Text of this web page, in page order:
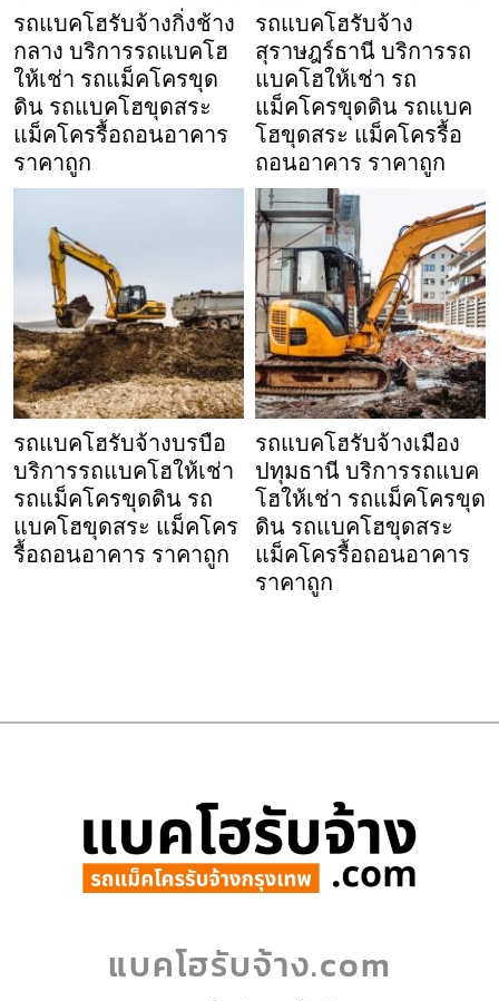
รถแบคโฮรับจ้างกิ่งช้าง
กลาง บริการรถแบคโฮ
ให้เช่า รถแม็คโครขุด
ดิน รถแบคโฮขุดสระ
แม็คโครรื้อถอนอาคาร
ราคาถูก
รถแบคโฮรับจ้าง
สุราษฎร์ธานี บริการรถ
แบคโฮให้เช่า รถ
แม็คโครขุดดิน รถแบค
โฮขุดสระ แม็คโครรื้อ
ถอนอาคาร ราคาถูก
รถแบคโฮรับจ้างบรบือ
บริการรถแบคโฮให้เช่า
รถแม็คโครขุดดิน รถ
แบคโฮขุดสระ แม็คโคร
รื้อถอนอาคาร ราคาถูก
รถแบคโฮรับจ้างเมือง
ปทุมธานี บริการรถแบค
โฮให้เช่า รถแม็คโครขุด
ดิน รถแบคโฮขุดสระ
แม็คโครรื้อถอนอาคาร
ราคาถูก
แบคโฮรับจ้าง.com